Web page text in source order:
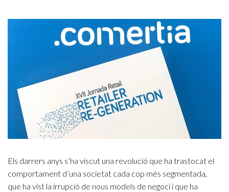
Els darrers anys s’ha viscut una revolució que ha trastocat el
comportament d’una societat cada cop més segmentada,
que ha vist la irrupció de nous models de negoci i que ha